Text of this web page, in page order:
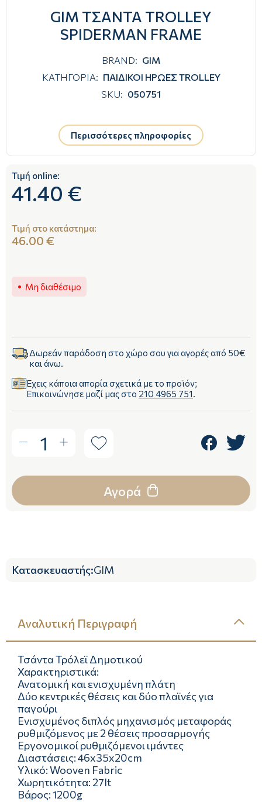
GIM ΤΣΑΝΤΑ TROLLEY
SPIDERMAN FRAME
BRAND: GIM
ΚΑΤΗΓΟΡΙΑ: ΠΑΙΔΙΚΟΙ ΗΡΩΕΣ TROLLEY
SKU: 050751
Περισσότερες πληροφορίες
Τιμή online:
41.40 €
Τιμή στο κατάστημα:
46.00 €
Μη διαθέσιμο
Δωρεάν παράδοση στο χώρο σου για αγορές από 50€
και άνω.
Έχεις κάποια απορία σχετικά με το προϊόν;
Επικοινώνησε μαζί μας στο 210 4965 751.
1
Αγορά
Κατασκευαστής:GIM
Αναλυτική Περιγραφή
Τσάντα Τρόλεϊ Δημοτικού
Χαρακτηριστικά:
Ανατομική και ενισχυμένη πλάτη
Δύο κεντρικές θέσεις και δύο πλαϊνές για
παγούρι
Ενισχυμένος διπλός μηχανισμός μεταφοράς
ρυθμιζόμενος με 2 θέσεις προσαρμογής
Εργονομικοί ρυθμιζόμενοι ιμάντες
Διαστάσεις: 46x35x20cm
Υλικό: Wooven Fabric
Χωρητικότητα: 27lt
Βάρος: 1200g